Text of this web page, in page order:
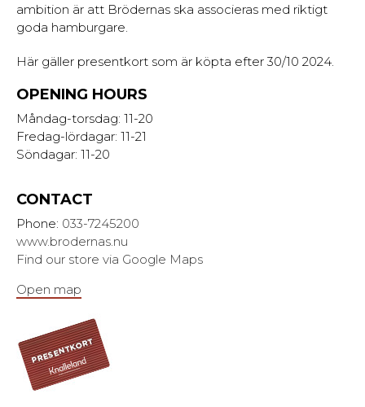
ambition är att Brödernas ska associeras med riktigt
goda hamburgare.
Här gäller presentkort som är köpta efter 30/10 2024.
OPENING HOURS
Måndag-torsdag: 11-20
Fredag-lördagar: 11-21
Söndagar: 11-20
CONTACT
Phone: 033-7245200
www.brodernas.nu
Find our store via Google Maps
Open map